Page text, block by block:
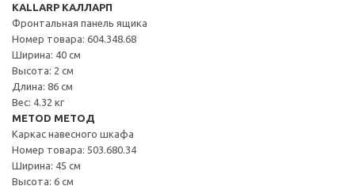
KALLARP КАЛЛАРП
Фронтальная панель ящика
Номер товара: 604.348.68
Ширина: 40 см
Высота: 2 см
Длина: 86 см
Вес: 4.32 кг
METOD МЕТОД
Каркас навесного шкафа
Номер товара: 503.680.34
Ширина: 45 см
Высота: 6 см